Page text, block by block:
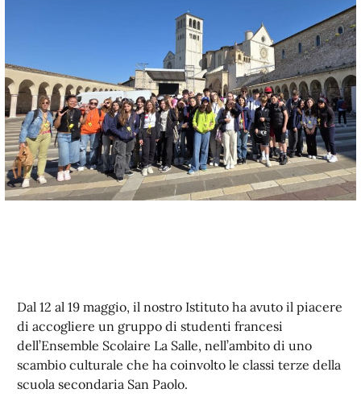
Dal 12 al 19 maggio, il nostro Istituto ha avuto il piacere
di accogliere un gruppo di studenti francesi
dell’Ensemble Scolaire La Salle, nell’ambito di uno
scambio culturale che ha coinvolto le classi terze della
scuola secondaria San Paolo.